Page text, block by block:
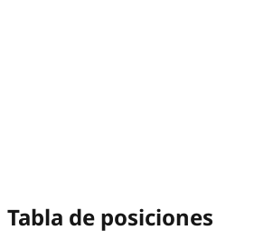
Tabla de posiciones